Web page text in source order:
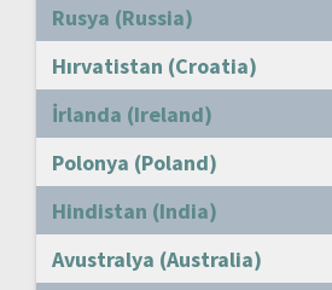
Rusya (Russia)
Hırvatistan (Croatia)
İrlanda (Ireland)
Polonya (Poland)
Hindistan (India)
Avustralya (Australia)